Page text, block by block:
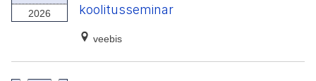
2026
koolitusseminar
veebis